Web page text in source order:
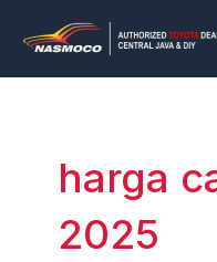
konten
harga
2025
untuk: